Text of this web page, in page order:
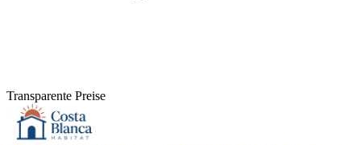
Transparente Preise